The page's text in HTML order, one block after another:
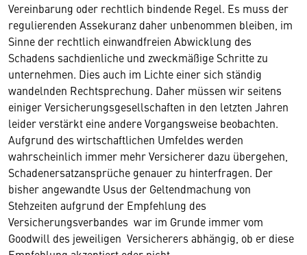
Vereinbarung oder rechtlich bindende Regel. Es muss der
regulierenden Assekuranz daher unbenommen bleiben, im
Sinne der rechtlich einwandfreien Abwicklung des
Schadens sachdienliche und zweckmäßige Schritte zu
unternehmen. Dies auch im Lichte einer sich ständig
wandelnden Rechtsprechung. Daher müssen wir seitens
einiger Versicherungsgesellschaften in den letzten Jahren
leider verstärkt eine andere Vorgangsweise beobachten.
Aufgrund des wirtschaftlichen Umfeldes werden
wahrscheinlich immer mehr Versicherer dazu übergehen,
Schadenersatzansprüche genauer zu hinterfragen. Der
bisher angewandte Usus der Geltendmachung von
Stehzeiten aufgrund der Empfehlung des
Versicherungsverbandes war im Grunde immer vom
Goodwill des jeweiligen Versicherers abhängig, ob er diese